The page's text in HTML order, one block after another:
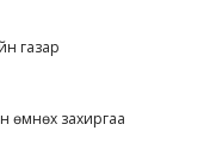
газар
өмнөх захиргаа